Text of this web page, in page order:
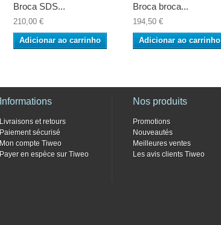
Broca SDS...
210,00 €
Adicionar ao carrinho
Broca broca...
194,50 €
Adicionar ao carrinho
Informations
Livraisons et retours
Paiement sécurisé
Mon compte Tiweo
Payer en espèce sur Tiweo
Nos produits
Promotions
Nouveautés
Meilleures ventes
Les avis clients Tiweo